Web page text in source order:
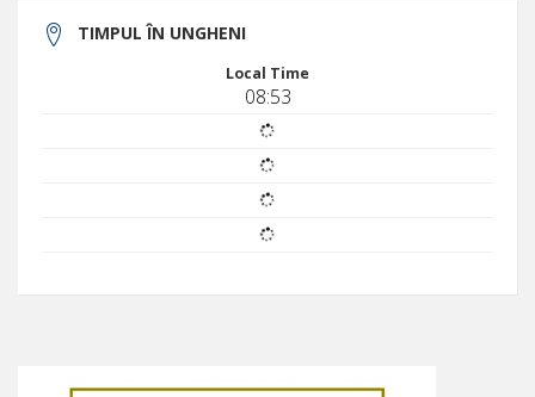
TIMPUL ÎN UNGHENI
Local Time
08:53